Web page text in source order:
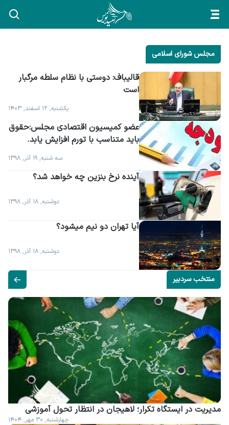
مجلس شورای اسلامی
است
یکشنبه, ۱۲ اسفند, ۱۴۰۳
باید متناسب با تورم افزایش یابد.
سه شنبه, ۱۹ آذر, ۱۳۹۸
آینده نرخ بنزین چه خواهد شد؟
دوشنبه, ۱۸ آذر, ۱۳۹۸
آیا تهران دو نیم میشود؟
دوشنبه, ۱۸ آذر, ۱۳۹۸
منتخب سردبیر
مدیریت در ایستگاه تکرار؛ لاهیجان در انتظار تحول آموزشی
چهارشنبه, ۳۰ مهر, ۱۴۰۴